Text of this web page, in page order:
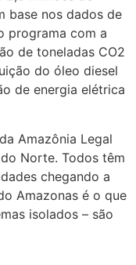
base nos dados de
programa com a
de toneladas CO2
do óleo diesel
de energia elétrica
Amazônia Legal
Norte. Todos têm
chegando a
Amazonas é o que
isolados – são